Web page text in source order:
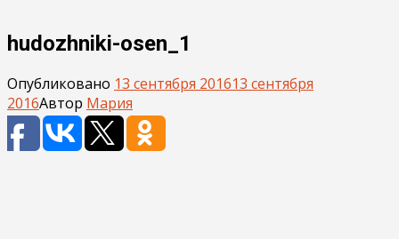
hudozhniki-osen_1
Опубликовано 13 сентября 201613 сентября
2016Автор Мария